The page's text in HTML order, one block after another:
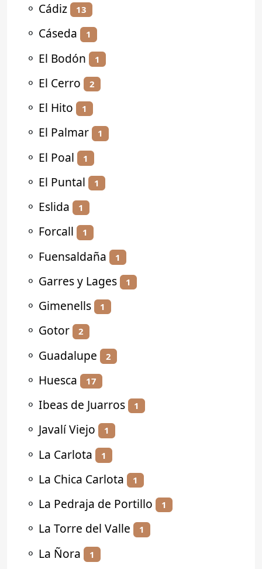
⚬ Cádiz 13
⚬ Cáseda 1
⚬ El Bodón 1
⚬ El Cerro 2
⚬ El Hito 1
⚬ El Palmar 1
⚬ El Poal 1
⚬ El Puntal 1
⚬ Eslida 1
⚬ Forcall 1
⚬ Fuensaldaña 1
⚬ Garres y Lages 1
⚬ Gimenells 1
⚬ Gotor 2
⚬ Guadalupe 2
⚬ Huesca 17
⚬ Ibeas de Juarros 1
⚬ Javalí Viejo 1
⚬ La Carlota 1
⚬ La Chica Carlota 1
⚬ La Pedraja de Portillo 1
⚬ La Torre del Valle 1
⚬ La Ñora 1